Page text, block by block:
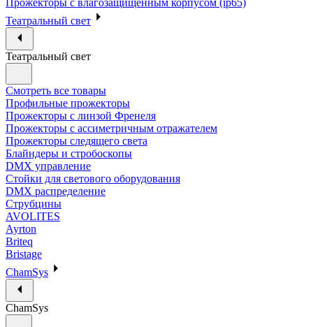
Прожекторы с влагозащищенным корпусом (ip65)
Театральный свет
Театральный свет
Смотреть все товары
Профильные прожекторы
Прожекторы с линзой Френеля
Прожекторы с ассиметричным отражателем
Прожекторы следящего света
Блайндеры и стробоскопы
DMX управление
Стойки для светового оборудования
DMX распределение
Струбцины
AVOLITES
Ayrton
Briteq
Bristage
ChamSys
ChamSys